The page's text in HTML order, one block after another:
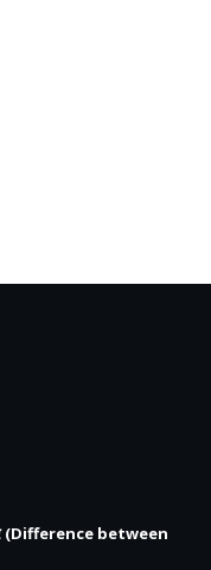
(Difference between